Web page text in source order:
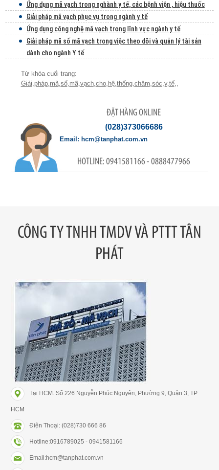
Ứng dụng mã vạch trong nghành y tế, các bệnh viện , hiệu thuốc
Giải pháp mã vạch phục vụ trong ngành y tế
Ứng dụng công nghệ mã vạch trong lĩnh vực ngành y tế
Giải pháp mã số mã vạch trong việc theo dõi và quản lý tài sản
dành cho ngành Y tế
Giải,pháp,mã,số,mã,vạch,cho, hệ,thống,chăm,sóc,y,tế,,
ĐẶT HÀNG ONLINE
(028)373066686
0941581166 - 0888477966
hcm@tanphat.com.vn
CÔNG TY TNHH TMDV VÀ PTTT TÂN
PHÁT
Tại HCM: Số 226 Nguyễn Phúc Nguyên, Phường 9, Quận 3, TP
HCM
Điện Thoại: (028)730 666 86
Hotline:0916789025 - 0941581166
Email:hcm@tanphat.com.vn